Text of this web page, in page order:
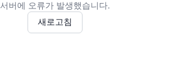
서버에 오류가 발생했습니다.
새로고침